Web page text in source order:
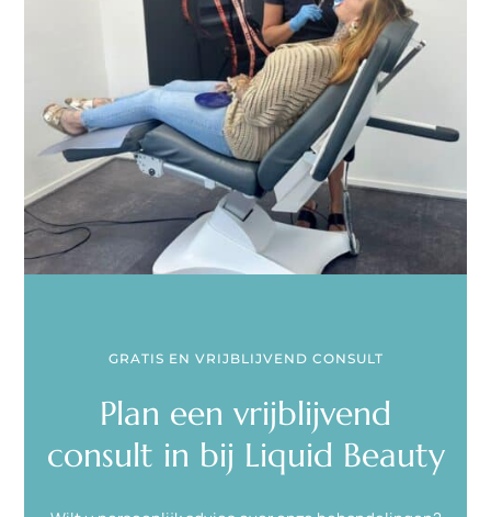
GRATIS EN VRIJBLIJVEND CONSULT
Plan een vrijblijvend
consult in bij Liquid Beauty